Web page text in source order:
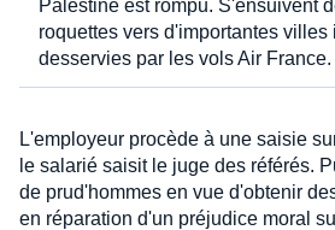
Palestine est rompu. S'ensuivent
roquettes vers d'importantes villes
desservies par les vols Air France.
L'employeur procède à une saisie
le salarié saisit le juge des référés.
de prud'hommes en vue d'obtenir
en réparation d'un préjudice moral